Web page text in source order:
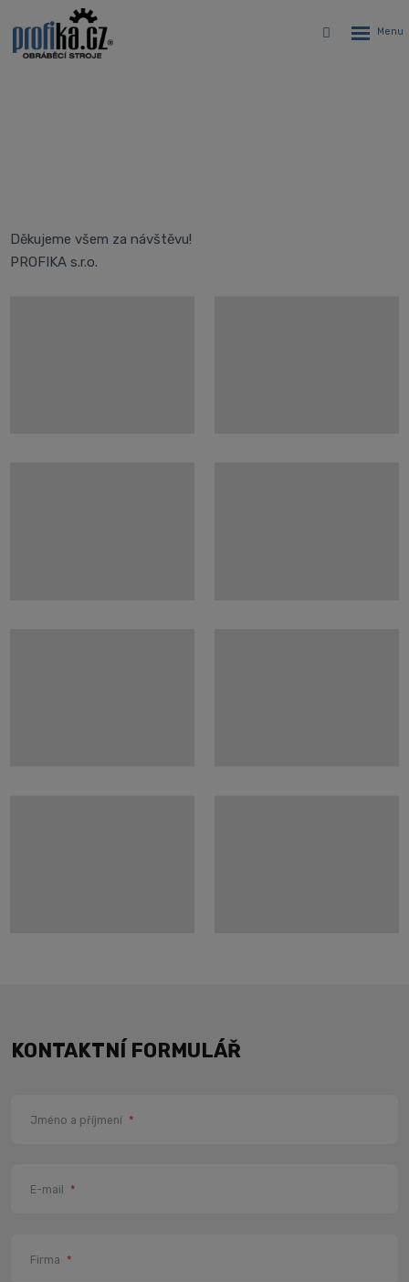
Vyhledávání
Děkujeme všem za návštěvu!
PROFIKA s.r.o.
KONTAKTNÍ FORMULÁŘ
Jméno a příjmení *
E-mail *
Firma *